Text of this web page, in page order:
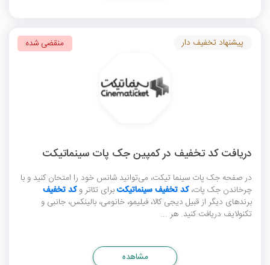
دریافت کد تخفیف در کمپین جک پات سینماتیکت
در صفحه جک پات سینما تیکت، می‌توانید شانس خود را امتحان کنید و با
چرخاندن جک پات،کد تخفیف سینماتیکتبرای تئاتر وکد تخفیف
برندهای دیگر از قبیل دیجی کالا، فیلیمو، خانومی، بالینکس، جانبی و
تکنولایف دریافت کنید. هر ...
پیشنهاد تخفیف دار منقضی شده
مشاهده